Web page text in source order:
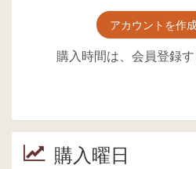
アカウントを作
購入時間は、会員登録
購入曜日